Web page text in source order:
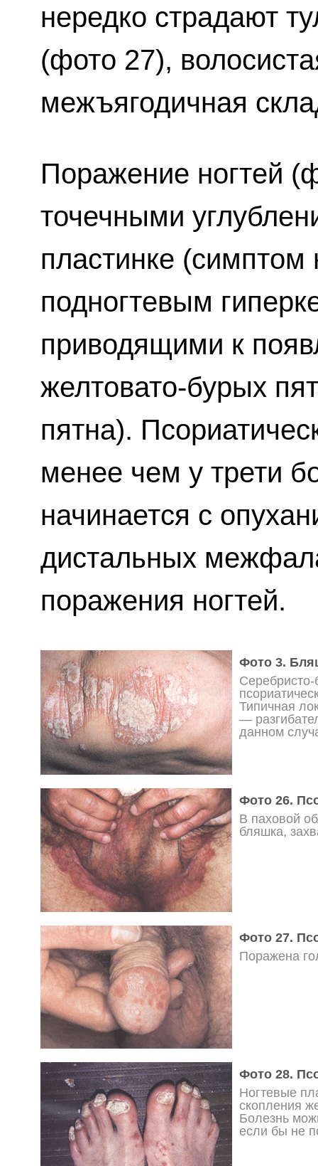
нередко страдают
(фото 27),
межъягодичная
Поражение ногтей
точечными
пластинке (симптом
подногтевым
приводящими к
желтовато-бурых
пятна).
менее чем у трети
начинается с
дистальных
поражения ногтей.
Фото 3.
Типичная
—
данном
Фото 26.
В паховой
бляшка,
Фото 27.
Поражена
Фото 28.
Ногтевые
скопления
Болезнь
если бы не